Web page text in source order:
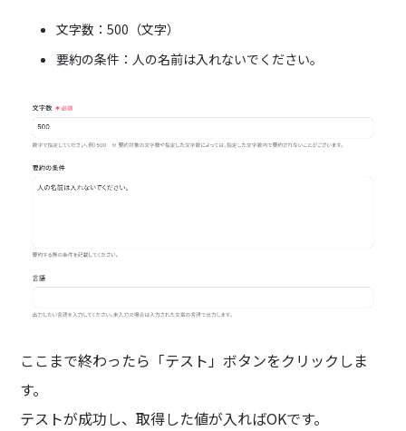
文字数：500（文字）
要約の条件：人の名前は入れないでください。
ここまで終わったら「テスト」ボタンをクリックしま
す。
テストが成功し、取得した値が入ればOKです。